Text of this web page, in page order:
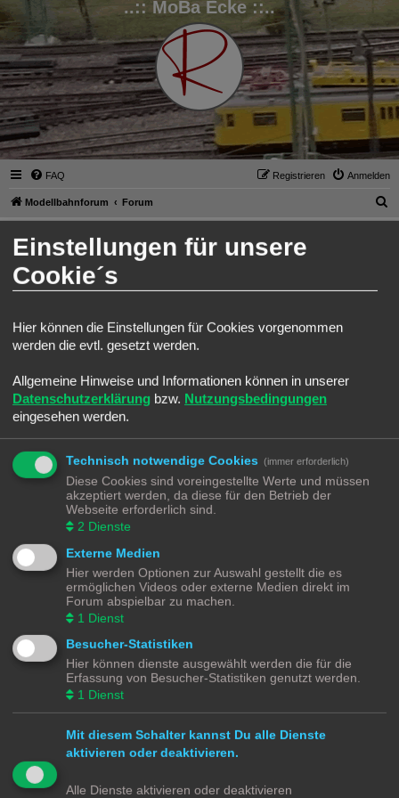
..:: MoBa Ecke ::..
FAQ Anmelden
Registrieren
Modellbahnforum Forum
u
Anmelden
Benutzername:
Ich habe mein Passwort vergessen
Angemeldet bleiben
Meinen Online-Status während dieser Sitzung verbergen
REGISTRIEREN
Du musst in diesem Forum registriert sein, um dich anmelden zu können. Die
Registrierung ist in wenigen Augenblicken erledigt und ermöglicht dir, auf
weitere Funktionen zuzugreifen. Die Board-Administration kann registrierten
Benutzern auch zusätzliche Berechtigungen zuweisen. Beachte bitte unsere
Nutzungsbedingungen und die verwandten Regelungen, bevor du dich
registrierst. Bitte beachte auch die jeweiligen Forenregeln, wenn du dich in
diesem Board bewegst.
Nutzungsbedingungen|Datenschutzerklärung
Registrieren
Modellbahnforum Forum Alle Zeiten sindUTC+02:00
Deutsche Übersetzung durchphpBB.de
Einstellungen für unsere
Cookie´s
Hier können die Einstellungen für Cookies vorgenommen
werden die evtl. gesetzt werden.
Allgemeine Hinweise und Informationen können in unserer
Datenschutzerklärung bzw. Nutzungsbedingungen
eingesehen werden.
Technisch notwendige Cookies (immer erforderlich)
Diese Cookies sind voreingestellte Werte und müssen
akzeptiert werden, da diese für den Betrieb der
Webseite erforderlich sind.
2 Dienste
Externe Medien
Hier werden Optionen zur Auswahl gestellt die es
ermöglichen Videos oder externe Medien direkt im
Forum abspielbar zu machen.
1 Dienst
Besucher-Statistiken
Hier können dienste ausgewählt werden die für die
Erfassung von Besucher-Statistiken genutzt werden.
1 Dienst
Mit diesem Schalter kannst Du alle Dienste
aktivieren oder deaktivieren.
Alle Dienste aktivieren oder deaktivieren